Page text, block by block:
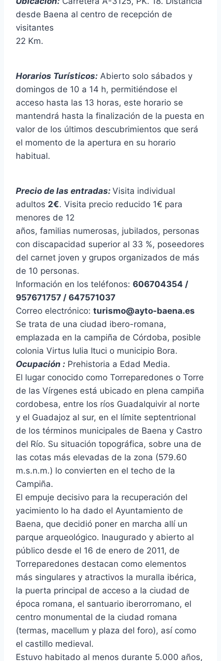
desde Baena al centro de recepción de
visitantes
22 Km.
Horarios Turísticos: Abierto solo sábados y
domingos de 10 a 14 h, permitiéndose el
acceso hasta las 13 horas, este horario se
mantendrá hasta la finalización de la puesta en
valor de los últimos descubrimientos que será
el momento de la apertura en su horario
habitual.
Precio de las entradas: Visita individual
adultos 2€. Visita precio reducido 1€ para
menores de 12
años, familias numerosas, jubilados, personas
con discapacidad superior al 33 %, poseedores
del carnet joven y grupos organizados de más
de 10 personas.
Información en los teléfonos: 606704354 /
957671757 / 647571037
Correo electrónico: turismo@ayto-baena.es
Se trata de una ciudad ibero-romana,
emplazada en la campiña de Córdoba, posible
colonia Virtus Iulia Ituci o municipio Bora.
Ocupación : Prehistoria a Edad Media.
El lugar conocido como Torreparedones o Torre
de las Vírgenes está ubicado en plena campiña
cordobesa, entre los ríos Guadalquivir al norte
y el Guadajoz al sur, en el límite septentrional
de los términos municipales de Baena y Castro
del Río. Su situación topográfica, sobre una de
las cotas más elevadas de la zona (579.60
m.s.n.m.) lo convierten en el techo de la
Campiña.
El empuje decisivo para la recuperación del
yacimiento lo ha dado el Ayuntamiento de
Baena, que decidió poner en marcha allí un
parque arqueológico. Inaugurado y abierto al
público desde el 16 de enero de 2011, de
Torreparedones destacan como elementos
más singulares y atractivos la muralla ibérica,
la puerta principal de acceso a la ciudad de
época romana, el santuario iberorromano, el
centro monumental de la ciudad romana
(termas, macellum y plaza del foro), así como
el castillo medieval.
Estuvo habitado al menos durante 5.000 años,